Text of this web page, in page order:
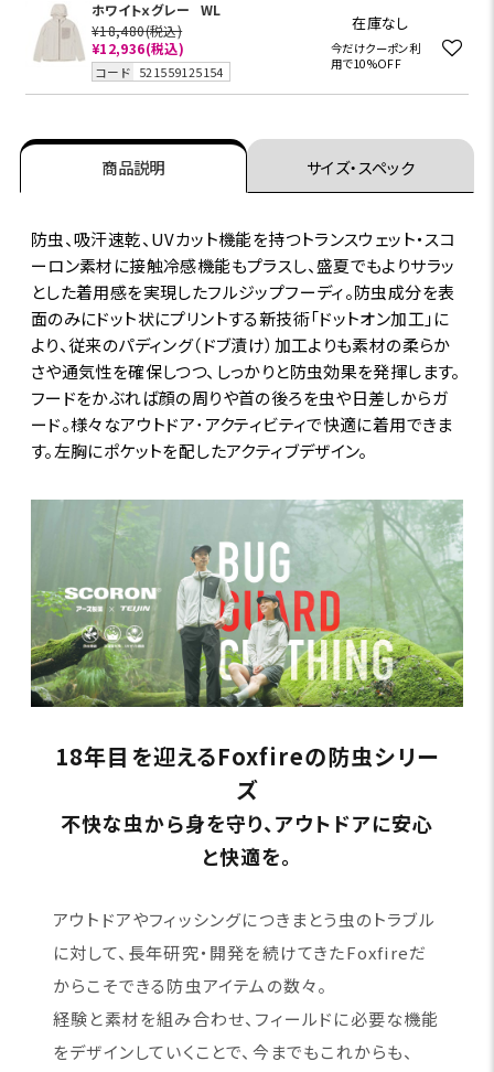
ホワイトｘグレー
WL
¥18,480(税込)
¥12,936(税込)
コード 521559125154
在庫なし
今だけクーポン利
用で10%OFF
商品説明 サイズ・スペック
防虫、吸汗速乾、UVカット機能を持つトランスウェット・スコ
ーロン素材に接触冷感機能もプラスし、盛夏でもよりサラッ
とした着用感を実現したフルジップフーディ。防虫成分を表
面のみにドット状にプリントする新技術「ドットオン加工」に
より、従来のパディング（ドブ漬け）加工よりも素材の柔らか
さや通気性を確保しつつ、しっかりと防虫効果を発揮します。
フードをかぶれば顔の周りや首の後ろを虫や日差しからガ
ード。様々なアウトドア･アクティビティで快適に着用できま
す。左胸にポケットを配したアクティブデザイン。
18年目を迎えるFoxfireの防虫シリー
ズ
不快な虫から身を守り、アウトドアに安心
と快適を。
アウトドアやフィッシングにつきまとう虫のトラブル
に対して、長年研究・開発を続けてきたFoxfireだ
からこそできる防虫アイテムの数々。
経験と素材を組み合わせ、フィールドに必要な機能
をデザインしていくことで、今までもこれからも、